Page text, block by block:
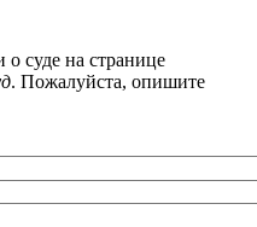
суде на странице
. Пожалуйста, опишите